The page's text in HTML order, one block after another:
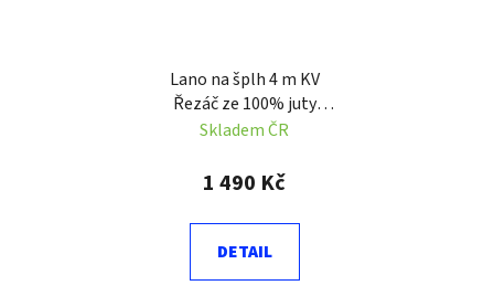
Lano na šplh 4 m KV
Řezáč ze 100% juty
průměr 35 mm
Skladem ČR
1 490 Kč
DETAIL